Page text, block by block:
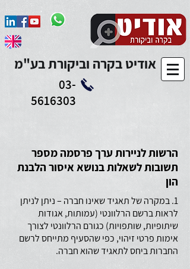
Add to Calendar
אודיט בקרה וביקורת בע"מ
03-
5616303
הרשות לניירות ערך פרסמה מספר
תשובות לשאלות בנושא איסור הלבנת
הון
1. במקרה של תאגיד שאינו חברה – ניתן לניתן
לראות ברשם הרלוונטי (עמותות, אגודות
שיתופיות, שותפויות) כגורם הרלוונטי לצורך
אימות פרטי זיהוי, כפי שהסעיף מתייחס לרשם
החברות ביחס לתאגיד שהוא חברה.